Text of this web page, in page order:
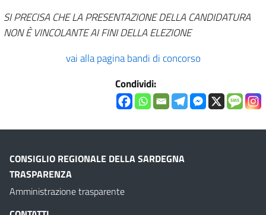
SI PRECISA CHE LAPRESENTAZIONEDELLA CANDIDATURA
NON È VINCOLANTE AI FINI DELLA ELEZIONE
vai alla pagina bandi di concorso
Condividi:
CONSIGLIO REGIONALE DELLA SARDEGNA
TRASPARENZA
Amministrazione trasparente